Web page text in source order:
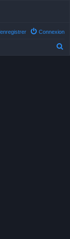
Connexion